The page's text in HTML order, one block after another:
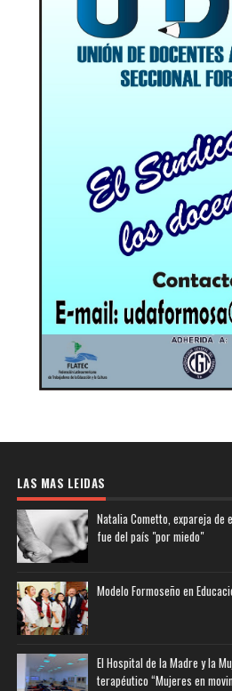
LAS MAS LEIDAS
Natalia Cometto, expareja de
fue del país "por miedo"
Modelo Formoseño en
El Hospital de la Madre y la
terapéutico “Mujeres en